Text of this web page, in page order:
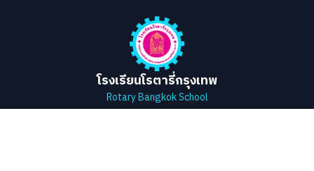
โรงเรียนโรตารี่กรุงเทพ
Rotary Bangkok School